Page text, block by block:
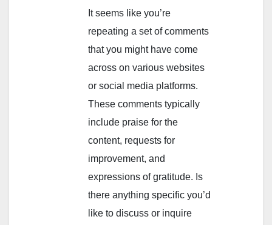
It seems like you’re
repeating a set of comments
that you might have come
across on various websites
or social media platforms.
These comments typically
include praise for the
content, requests for
improvement, and
expressions of gratitude. Is
there anything specific you’d
like to discuss or inquire